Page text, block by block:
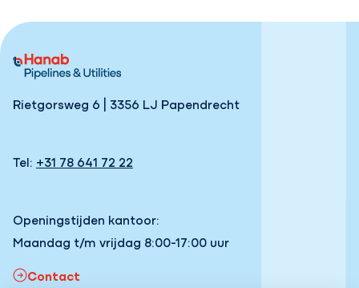
Rietgorsweg 6 | 3356 LJ Papendrecht
Tel: +31 78 641 72 22
Openingstijden kantoor:
Maandag t/m vrijdag 8:00-17:00 uur
Contact